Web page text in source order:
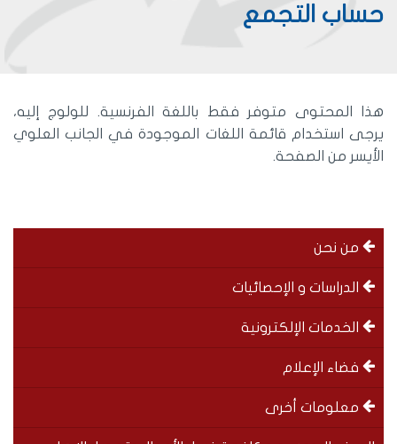
حساب التجمع
menu
left
من نحن
الدراسات و الإحصائيات
الخدمات الإلكترونية
فضاء الإعلام
معلومات أخرى
هذا المحتوى متوفر فقط باللغة الفرنسية. للولوج إليه،
يرجى استخدام قائمة اللغات الموجودة في الجانب العلوي
الأيسر من الصفحة.